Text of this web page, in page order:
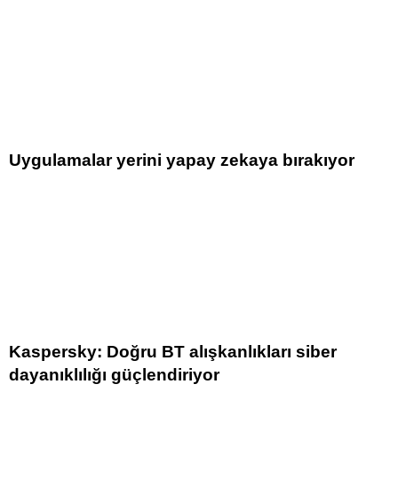
Uygulamalar yerini yapay zekaya bırakıyor
Kaspersky: Doğru BT alışkanlıkları siber
dayanıklılığı güçlendiriyor